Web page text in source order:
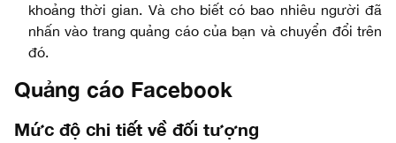
khoảng thời gian. Và cho biết có bao nhiêu người đã
nhấn vào trang quảng cáo của bạn và chuyển đổi trên
đó.
Quảng cáo Facebook
Mức độ chi tiết về đối tượng